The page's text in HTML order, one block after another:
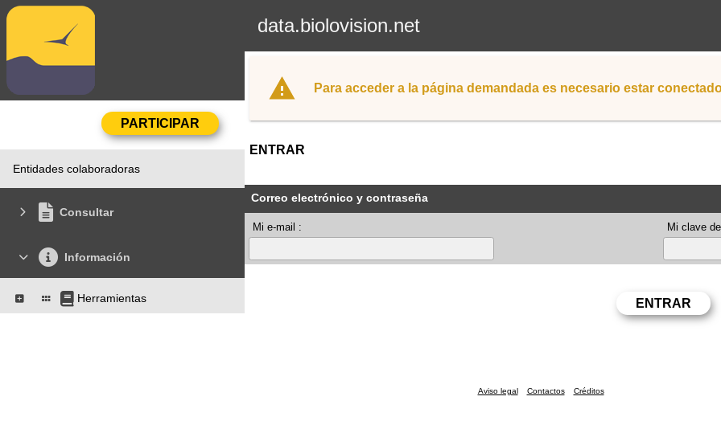
data.biolovision.net
Entidades colaboradoras
Consultar
Información
Herramientas
Para acceder a la página demandada es necesario estar
ENTRAR
Correo electrónico y contraseña
Mi e-mail : Mi clave
Aviso legal Contactos Créditos